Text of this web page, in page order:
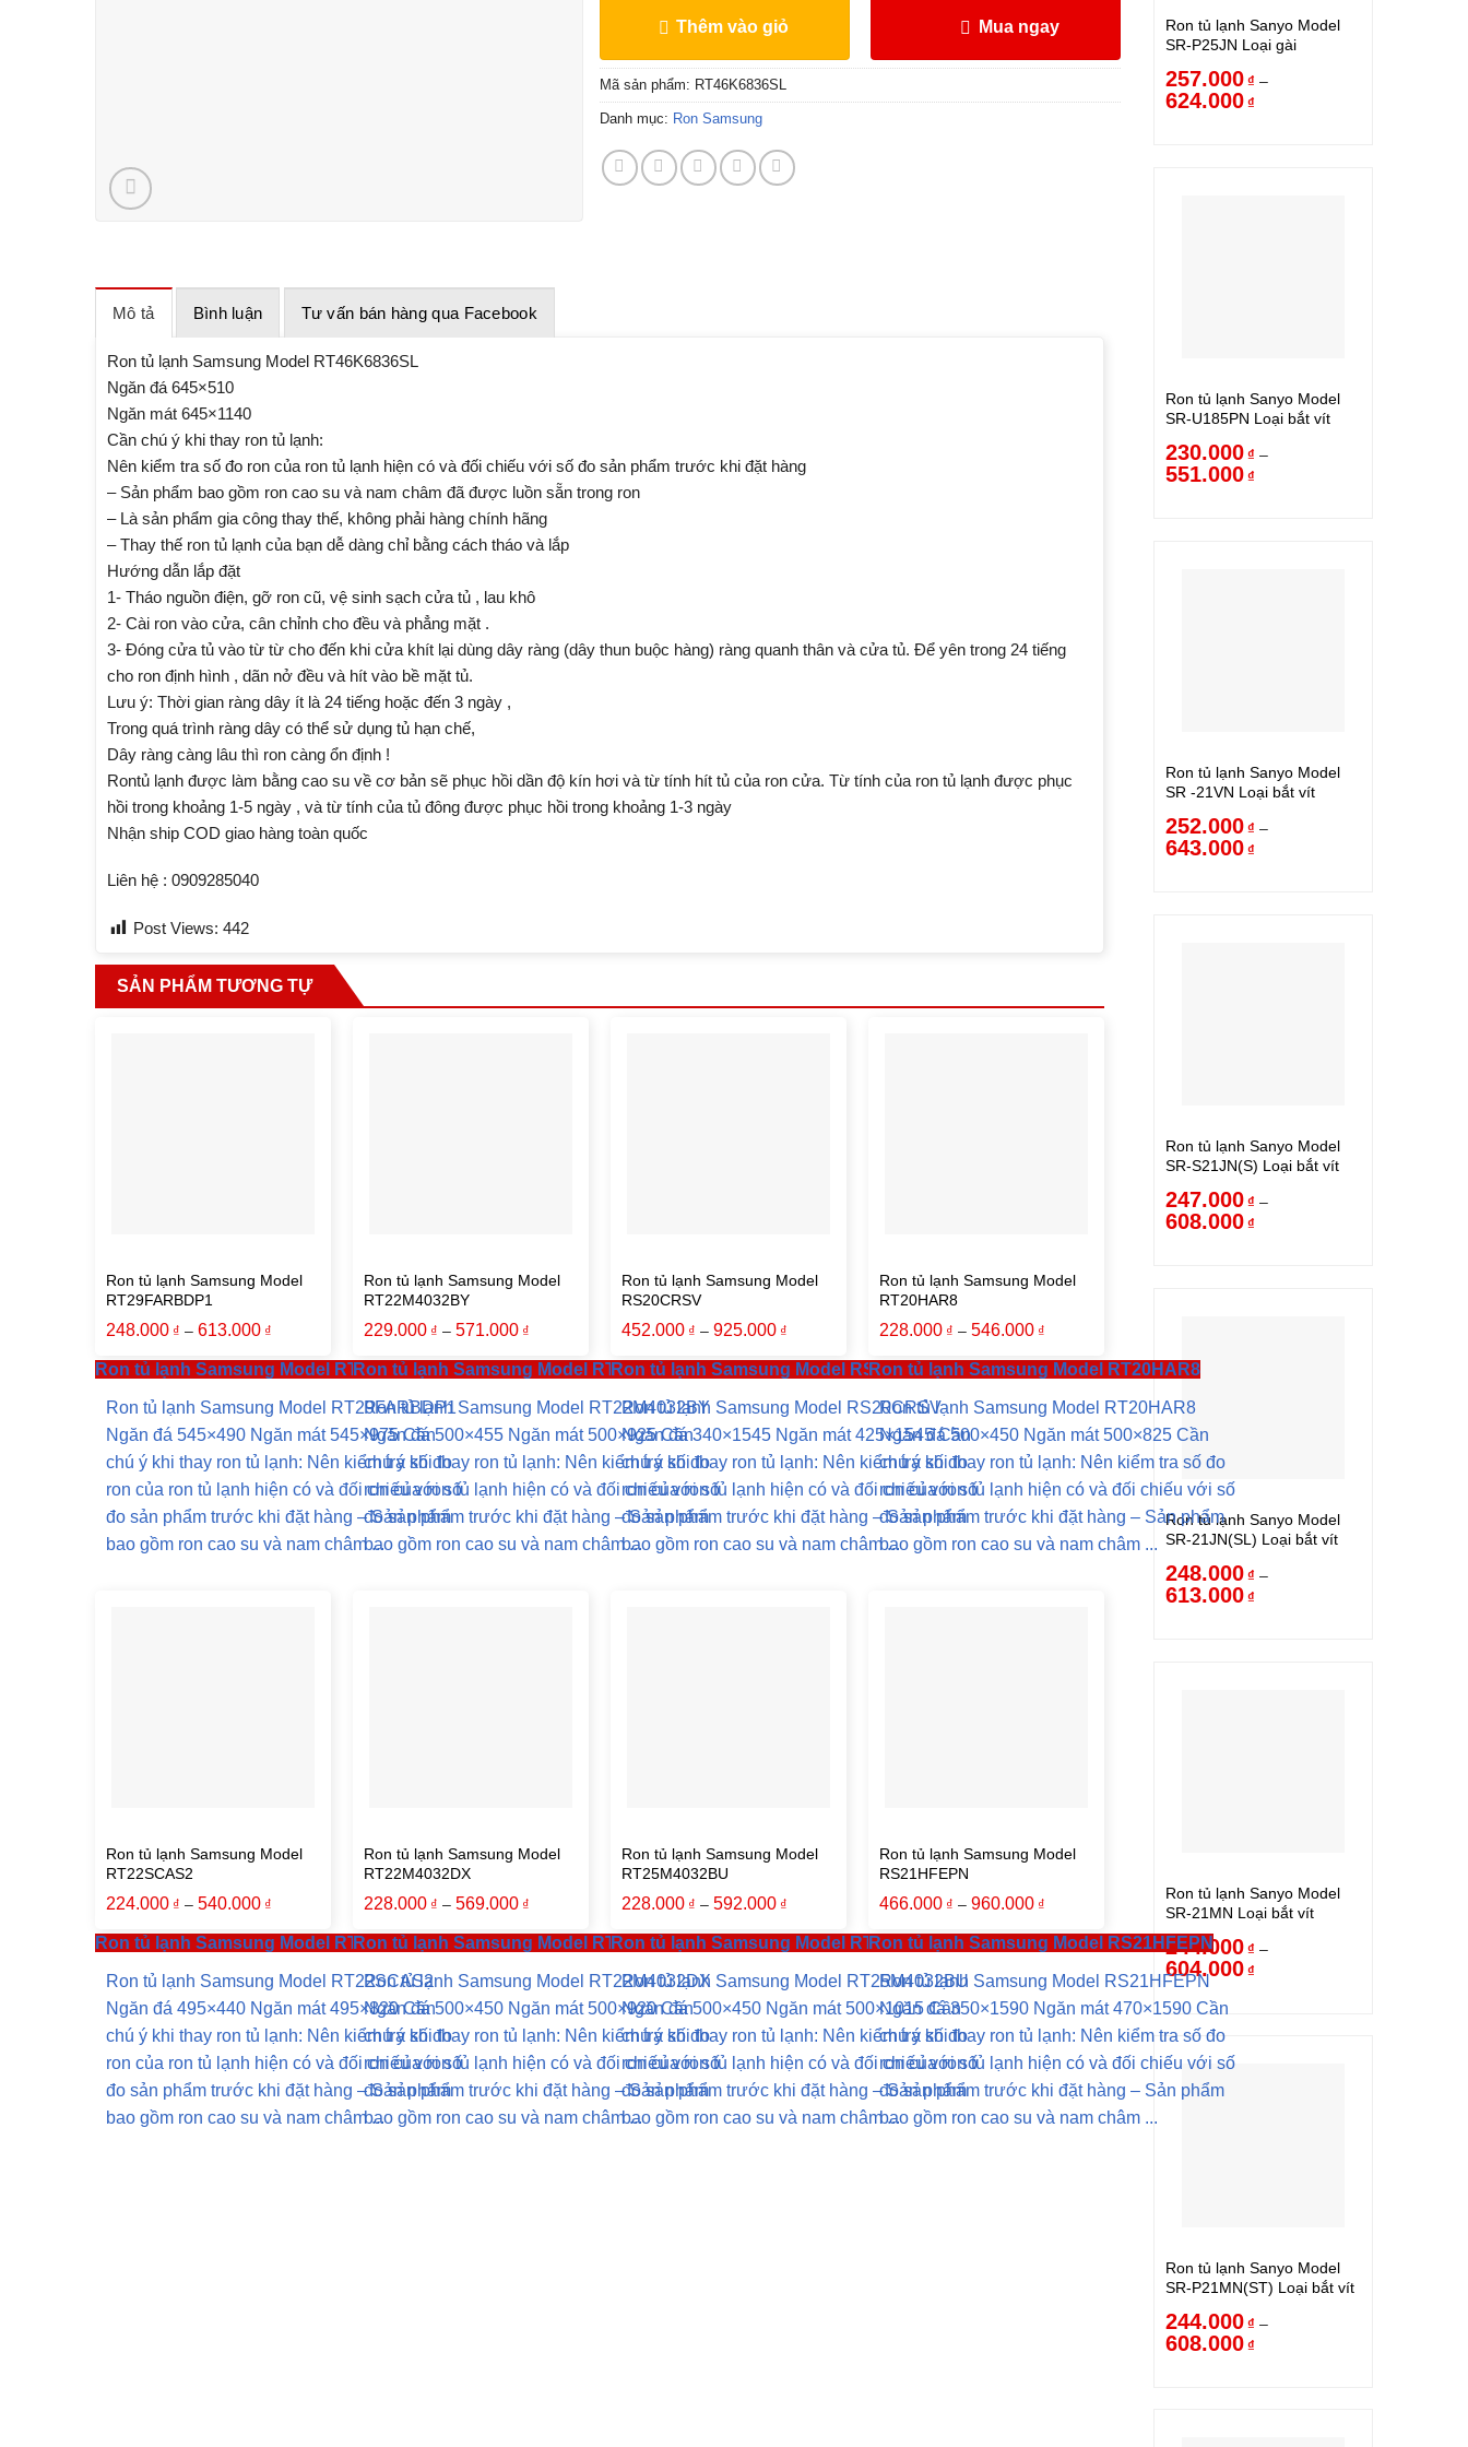
Ron tủ lạnh Sanyo Model
SR-P25JN Loại gài
257.000 ₫ –
624.000 ₫
Ron tủ lạnh Sanyo Model
SR-U185PN Loại bắt vít
230.000 ₫ –
551.000 ₫
Ron tủ lạnh Sanyo Model
SR -21VN Loại bắt vít
252.000 ₫ –
643.000 ₫
Ron tủ lạnh Sanyo Model
SR-S21JN(S) Loại bắt vít
247.000 ₫ –
608.000 ₫
Ron tủ lạnh Sanyo Model
SR-21JN(SL) Loại bắt vít
248.000 ₫ –
613.000 ₫
Ron tủ lạnh Sanyo Model
SR-21MN Loại bắt vít
244.000 ₫ –
604.000 ₫
Ron tủ lạnh Sanyo Model
SR-P21MN(ST) Loại bắt vít
244.000 ₫ –
608.000 ₫
Thêm vào giỏ Mua ngay
Mã sản phẩm: RT46K6836SL
Danh mục: Ron Samsung
Mô tả Bình luận Tư vấn bán hàng qua Facebook
Ron tủ lạnh Samsung Model RT46K6836SL
Ngăn đá 645×510
Ngăn mát 645×1140
Cần chú ý khi thay ron tủ lạnh:
Nên kiểm tra số đo ron của ron tủ lạnh hiện có và đối chiếu với số đo sản phẩm trước khi đặt hàng
– Sản phẩm bao gồm ron cao su và nam châm đã được luồn sẵn trong ron
– Là sản phẩm gia công thay thế, không phải hàng chính hãng
– Thay thế ron tủ lạnh của bạn dễ dàng chỉ bằng cách tháo và lắp
Hướng dẫn lắp đặt
1- Tháo nguồn điện, gỡ ron cũ, vệ sinh sạch cửa tủ , lau khô
2- Cài ron vào cửa, cân chỉnh cho đều và phẳng mặt .
3- Đóng cửa tủ vào từ từ cho đến khi cửa khít lại dùng dây ràng (dây thun buộc hàng) ràng quanh thân và cửa tủ. Để yên trong 24 tiếng
cho ron định hình , dãn nở đều và hít vào bề mặt tủ.
Lưu ý: Thời gian ràng dây ít là 24 tiếng hoặc đến 3 ngày ,
Trong quá trình ràng dây có thể sử dụng tủ hạn chế,
Dây ràng càng lâu thì ron càng ổn định !
Rontủ lạnh được làm bằng cao su về cơ bản sẽ phục hồi dần độ kín hơi và từ tính hít tủ của ron cửa. Từ tính của ron tủ lạnh được phục
hồi trong khoảng 1-5 ngày , và từ tính của tủ đông được phục hồi trong khoảng 1-3 ngày
Nhận ship COD giao hàng toàn quốc
Liên hệ : 0909285040
Post Views: 442
SẢN PHẨM TƯƠNG TỰ
Ron tủ lạnh Samsung Model
RT29FARBDP1
248.000 ₫ – 613.000 ₫
Ron tủ lạnh Samsung Model RT29FARBDP1
Ron tủ lạnh Samsung Model RT29FARBDP1
Ngăn đá 545×490 Ngăn mát 545×975 Cần
chú ý khi thay ron tủ lạnh: Nên kiểm tra số đo
ron của ron tủ lạnh hiện có và đối chiếu với số
đo sản phẩm trước khi đặt hàng – Sản phẩm
bao gồm ron cao su và nam châm ...
Ron tủ lạnh Samsung Model
RT22M4032BY
229.000 ₫ – 571.000 ₫
Ron tủ lạnh Samsung Model RT22M4032BY
Ron tủ lạnh Samsung Model RT22M4032BY
Ngăn đá 500×455 Ngăn mát 500×925 Cần
chú ý khi thay ron tủ lạnh: Nên kiểm tra số đo
ron của ron tủ lạnh hiện có và đối chiếu với số
đo sản phẩm trước khi đặt hàng – Sản phẩm
bao gồm ron cao su và nam châm ...
Ron tủ lạnh Samsung Model
RS20CRSV
452.000 ₫ – 925.000 ₫
Ron tủ lạnh Samsung Model RS20CRSV
Ron tủ lạnh Samsung Model RS20CRSV
Ngăn đá 340×1545 Ngăn mát 425×1545 Cần
chú ý khi thay ron tủ lạnh: Nên kiểm tra số đo
ron của ron tủ lạnh hiện có và đối chiếu với số
đo sản phẩm trước khi đặt hàng – Sản phẩm
bao gồm ron cao su và nam châm ...
Ron tủ lạnh Samsung Model
RT20HAR8
228.000 ₫ – 546.000 ₫
Ron tủ lạnh Samsung Model RT20HAR8
Ron tủ lạnh Samsung Model RT20HAR8
Ngăn đá 500×450 Ngăn mát 500×825 Cần
chú ý khi thay ron tủ lạnh: Nên kiểm tra số đo
ron của ron tủ lạnh hiện có và đối chiếu với số
đo sản phẩm trước khi đặt hàng – Sản phẩm
bao gồm ron cao su và nam châm ...
Ron tủ lạnh Samsung Model
RT22SCAS2
224.000 ₫ – 540.000 ₫
Ron tủ lạnh Samsung Model RT22SCAS2
Ron tủ lạnh Samsung Model RT22SCAS2
Ngăn đá 495×440 Ngăn mát 495×820 Cần
chú ý khi thay ron tủ lạnh: Nên kiểm tra số đo
ron của ron tủ lạnh hiện có và đối chiếu với số
đo sản phẩm trước khi đặt hàng – Sản phẩm
bao gồm ron cao su và nam châm ...
Ron tủ lạnh Samsung Model
RT22M4032DX
228.000 ₫ – 569.000 ₫
Ron tủ lạnh Samsung Model RT22M4032DX
Ron tủ lạnh Samsung Model RT22M4032DX
Ngăn đá 500×450 Ngăn mát 500×920 Cần
chú ý khi thay ron tủ lạnh: Nên kiểm tra số đo
ron của ron tủ lạnh hiện có và đối chiếu với số
đo sản phẩm trước khi đặt hàng – Sản phẩm
bao gồm ron cao su và nam châm ...
Ron tủ lạnh Samsung Model
RT25M4032BU
228.000 ₫ – 592.000 ₫
Ron tủ lạnh Samsung Model RT25M4032BU
Ron tủ lạnh Samsung Model RT25M4032BU
Ngăn đá 500×450 Ngăn mát 500×1015 Cần
chú ý khi thay ron tủ lạnh: Nên kiểm tra số đo
ron của ron tủ lạnh hiện có và đối chiếu với số
đo sản phẩm trước khi đặt hàng – Sản phẩm
bao gồm ron cao su và nam châm ...
Ron tủ lạnh Samsung Model
RS21HFEPN
466.000 ₫ – 960.000 ₫
Ron tủ lạnh Samsung Model RS21HFEPN
Ron tủ lạnh Samsung Model RS21HFEPN
Ngăn đá 350×1590 Ngăn mát 470×1590 Cần
chú ý khi thay ron tủ lạnh: Nên kiểm tra số đo
ron của ron tủ lạnh hiện có và đối chiếu với số
đo sản phẩm trước khi đặt hàng – Sản phẩm
bao gồm ron cao su và nam châm ...